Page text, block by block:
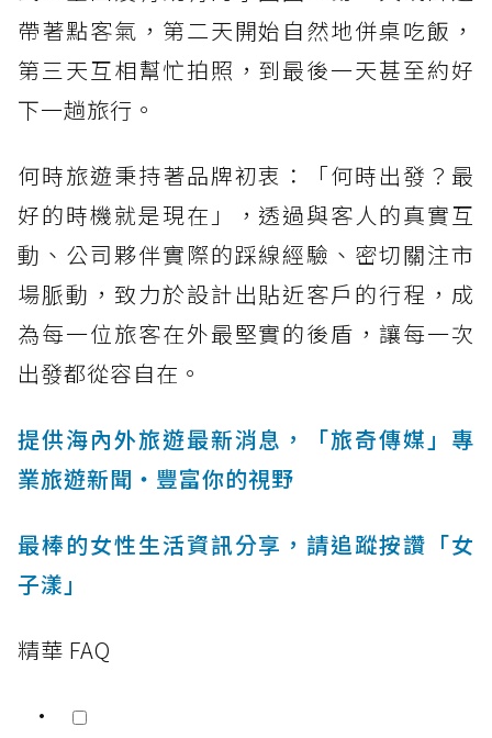
帶著點客氣，第二天開始自然地併桌吃飯，
第三天互相幫忙拍照，到最後一天甚至約好
下一趟旅行。
何時旅遊秉持著品牌初衷：「何時出發？最
好的時機就是現在」，透過與客人的真實互
動、公司夥伴實際的踩線經驗、密切關注市
場脈動，致力於設計出貼近客戶的行程，成
為每一位旅客在外最堅實的後盾，讓每一次
出發都從容自在。
提供海內外旅遊最新消息，「旅奇傳媒」專
業旅遊新聞‧豐富你的視野
最棒的女性生活資訊分享，請追蹤按讚「女
子漾」
精華 FAQ